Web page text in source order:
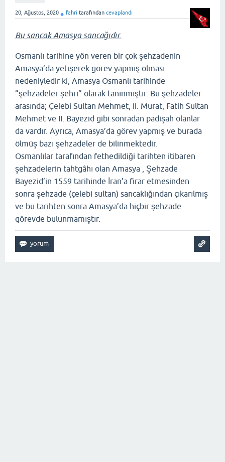
20, Ağustos, 2020 ♦ fahri tarafından cevaplandı
Bu sancak Amasya sancağıdır.
Osmanlı tarihine yön veren bir çok şehzadenin
Amasya’da yetişerek görev yapmış olması
nedeniyledir ki, Amasya Osmanlı tarihinde
“şehzadeler şehri” olarak tanınmıştır. Bu şehzadeler
arasında; Çelebi Sultan Mehmet, II. Murat, Fatih Sultan
Mehmet ve II. Bayezid gibi sonradan padişah olanlar
da vardır. Ayrıca, Amasya’da görev yapmış ve burada
ölmüş bazı şehzadeler de bilinmektedir.
Osmanlılar tarafından fethedildiği tarihten itibaren
şehzadelerin tahtgâhı olan Amasya , Şehzade
Bayezid’in 1559 tarihinde İran’a firar etmesinden
sonra şehzade (çelebi sultan) sancaklığından çıkarılmış
ve bu tarihten sonra Amasya’da hiçbir şehzade
görevde bulunmamıştır.